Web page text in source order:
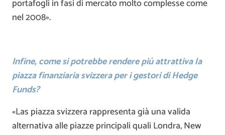
portafogli in fasi di mercato molto complesse come
nel 2008».
Infine, come si potrebbe rendere più attrattiva la
piazza finanziaria svizzera per i gestori di Hedge
Funds?
«Las piazza svizzera rappresenta già una valida
alternativa alle piazze principali quali Londra, New